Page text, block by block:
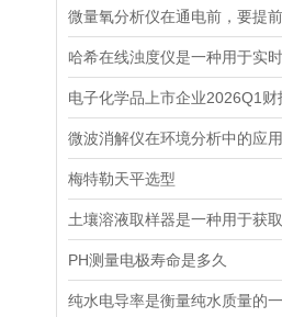
微波消解仪在环境分析中的应用
梅特勒天平选型
PH测量电极寿命是多久